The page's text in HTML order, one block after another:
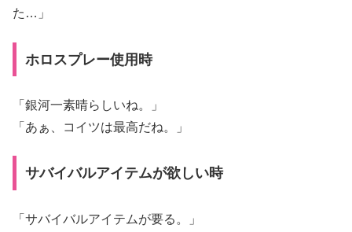
た…」
ホロスプレー使用時
「銀河一素晴らしいね。」
「あぁ、コイツは最高だね。」
サバイバルアイテムが欲しい時
「サバイバルアイテムが要る。」